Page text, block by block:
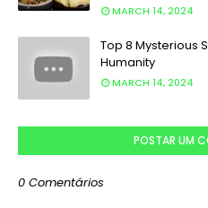
MARCH 14, 2024
Top 8 Mysterious
Humanity
MARCH 14, 2024
POSTAR UM
0 Comentários